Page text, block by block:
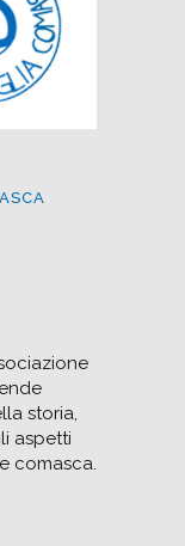
storia,
aspetti
comasca.